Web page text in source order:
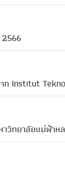
Institut
ทยาลัยแม่ฟ้า